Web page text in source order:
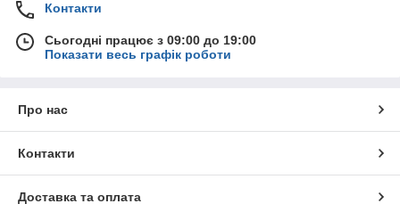
Контакти
Сьогодні працює з 09:00 до 19:00
Показати весь графік роботи
Про нас
Контакти
Доставка та оплата